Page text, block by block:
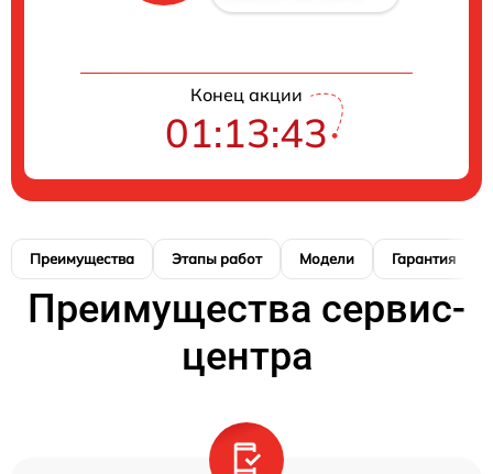
Конец акции
01:13:42
Преимущества Этапы работ Модели Гарантия
Преимущества сервис-
центра